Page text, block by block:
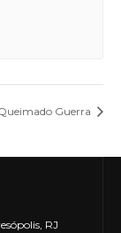
Guerra
RJ